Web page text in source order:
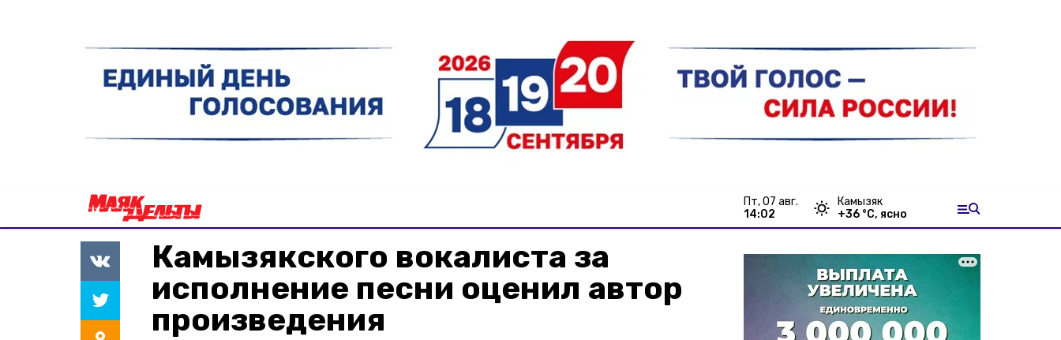
пт, 07 авг.
14:02
Камызяк
+36 °С, ясно
Камызякского вокалиста за
исполнение песни оценил автор
произведения